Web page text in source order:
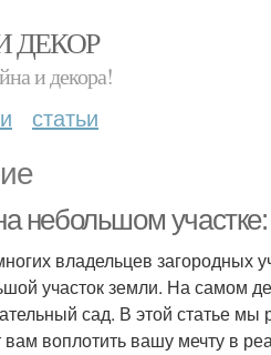
ДЕКОР
и декора!
статьи
небольшом
владельцев загородных
участок земли. На самом
сад. В этой статье мы
воплотить вашу мечту в